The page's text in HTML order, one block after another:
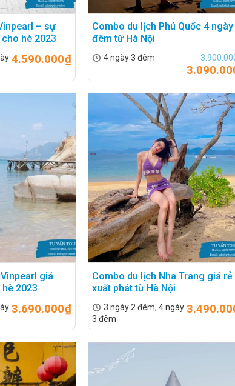
combo du lịch
– sự
hè 2023
4.590.000₫
Combo du lịch Phú Quốc 4 ngày
đêm từ Hà Nội
4 ngày 3 đêm
giá
2023
3.690.000₫
Combo du lịch Nha Trang giá rẻ
xuất phát từ Hà Nội
3 ngày 2 đêm, 4 ngày
3 đêm